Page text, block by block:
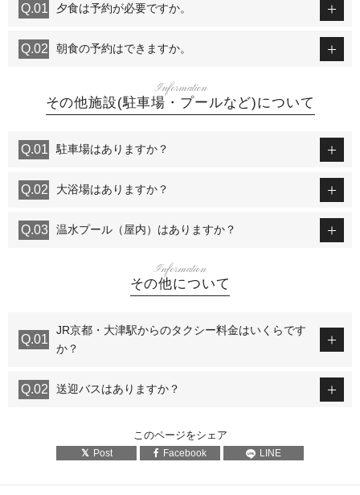
夕食は予約が必要ですか。
朝食の予約はできますか。
Information
その他施設(駐車場・プールなど)について
駐車場はありますか？
大浴場はありますか？
温水プール（屋内）はありますか？
Information
その他について
JR京都・大津駅からのタクシー料金はいくらです
か？
送迎バスはありますか？
このページをシェア
Post Facebook LINE